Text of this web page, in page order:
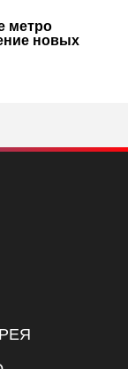
метро
новых